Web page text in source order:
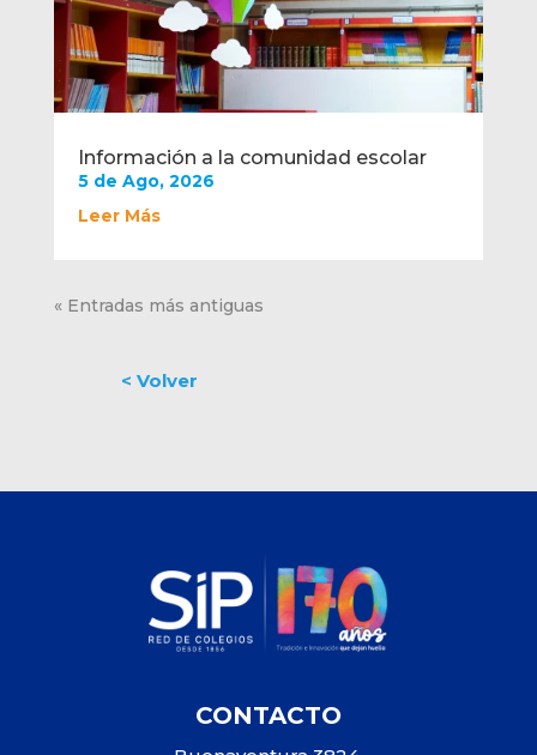
Información a la comunidad escolar
5 de Ago, 2026
Leer Más
« Entradas más antiguas
CONTACTO